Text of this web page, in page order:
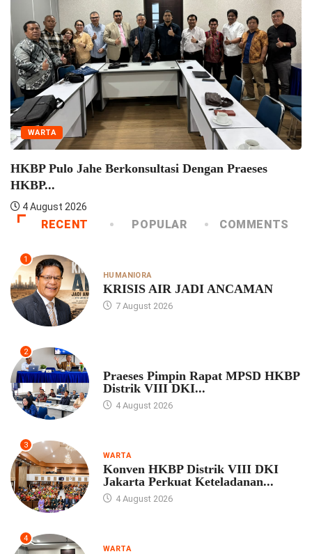
WARTA
Seminar Pelatihan Zending HKBP Menteng Perkuat
Semangat...
4 August 2026
RECENT POPULAR COMMENTS
1
HUMANIORA
KRISIS AIR JADI ANCAMAN
7 August 2026
2
Praeses Pimpin Rapat MPSD HKBP
Distrik VIII DKI...
4 August 2026
3
WARTA
Konven HKBP Distrik VIII DKI
Jakarta Perkuat Keteladanan...
4 August 2026
4
WARTA